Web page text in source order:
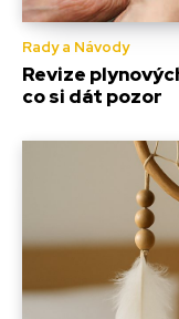
Rady a Návody
Revize
co si dát pozor